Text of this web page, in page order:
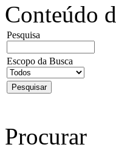
Conteúdo
Pesquisa
Escopo da Busca
Procurar